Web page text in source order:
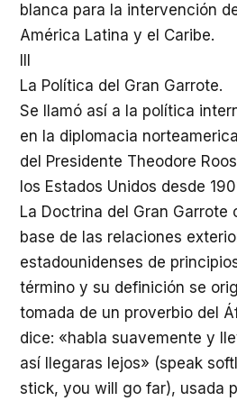
blanca para la intervención
América Latina y el Caribe.
La Política del Gran Garrote.
Se llamó así a la política
en la diplomacia
del Presidente Theodore
los Estados Unidos desde
La Doctrina del Gran Garrote
base de las relaciones
estadounidenses de
término y su definición se
tomada de un proverbio del
dice: «habla suavemente y
así llegaras lejos» (speak
stick, you will go far), usada